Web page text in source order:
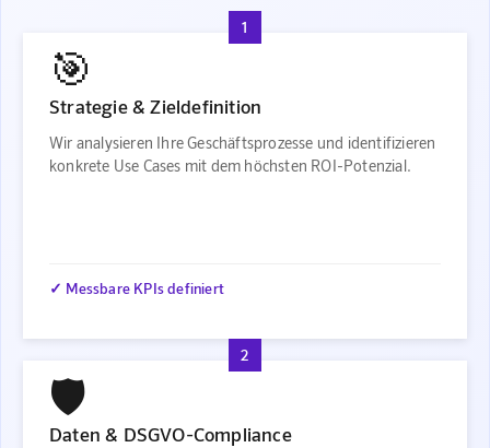
1
🎯
Strategie & Zieldefinition
Wir analysieren Ihre Geschäftsprozesse und identifizieren
konkrete Use Cases mit dem höchsten ROI-Potenzial.
✓ Messbare KPIs definiert
2
🛡️
Daten & DSGVO-Compliance